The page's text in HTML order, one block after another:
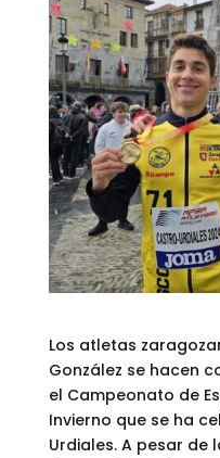
Los atletas
González se hacen
el Campeonato de
Invierno que se ha
Urdiales. A pesar de